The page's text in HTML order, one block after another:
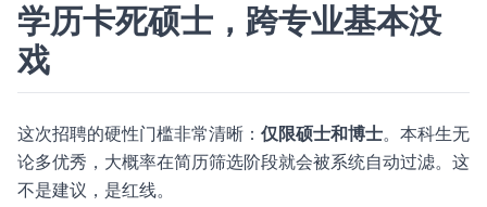
学历卡死硕士，跨专业基本没
戏
这次招聘的硬性门槛非常清晰： 仅限硕士和博士。本科生无
论多优秀，大概率在简历筛选阶段就会被系统自动过滤。这
不是建议，是红线。